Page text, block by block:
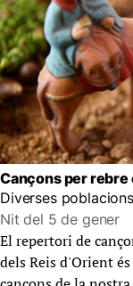
Cançons per rebre
Diverses poblacions
Nit del 5 de gener
El repertori de
dels Reis d'Orient